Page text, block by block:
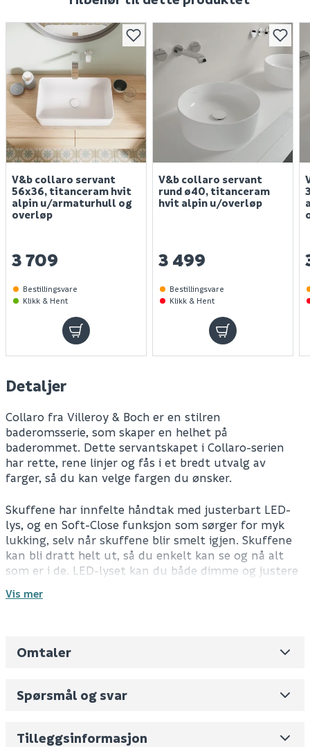
V&b collaro servant
56x36, titanceram hvit
alpin u/armaturhull og
overløp
3 709
Bestillingsvare
Klikk & Hent
V&b collaro servant
rund ø40, titanceram
hvit alpin u/overløp
3 499
Bestillingsvare
Klikk & Hent
Detaljer
Collaro fra Villeroy & Boch er en stilren
baderomsserie, som skaper en helhet på
baderommet. Dette servantskapet i Collaro-serien
har rette, rene linjer og fås i et bredt utvalg av
farger, så du kan velge fargen du ønsker.
Skuffene har innfelte håndtak med justerbart LED-
lys, og en Soft-Close funksjon som sørger for myk
lukking, selv når skuffene blir smelt igjen. Skuffene
kan bli dratt helt ut, så du enkelt kan se og nå alt
som er i de. LED-lyset kan du både dimme og justere
som skillevegger og oppbevaringsbokser til tilbehør.
dine.Fjernkontroll er ikke inkludert.
Vis mer
Omtaler
Spørsmål og svar
Tilleggsinformasjon
Leverandørens varenummer C051B0VH
Volum 588.274 (dm3 per salgsforpakning)